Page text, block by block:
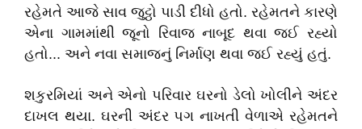
રહેમતે આજે સાવ જુટ્ઠો પાડી દીધો હતો. રહેમતને કારણે
એના ગામમાંથી જૂનો રિવાજ નાબૂદ થવા જઈ રહ્યો
હતો... અને નવા સમાજનું નિર્માણ થવા જઈ રહ્યું હતું.
શકુરમિયાં અને એનો પરિવાર ઘરનો ડેલો ખોલીને અંદર
દાખલ થયા. ઘરની અંદર પગ નાખતી વેળાએ રહેમતને